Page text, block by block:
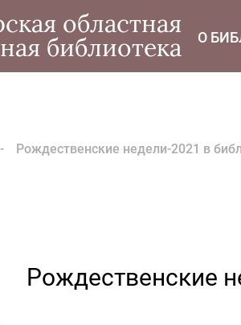
областная
библиотека
О
Рождественские недели-2021 в
Рождественские